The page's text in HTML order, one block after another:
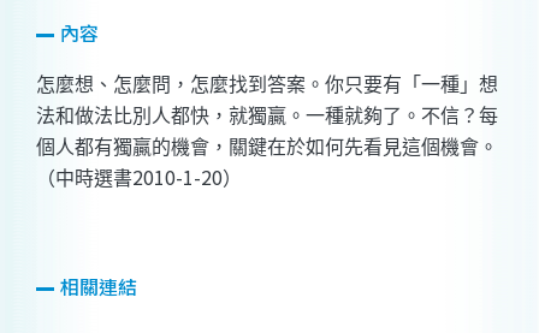
內容
怎麼想、怎麼問，怎麼找到答案 。 你只要有「一種」想
法和做法比別人都快，就獨贏。一種就夠了。不信？每
個人都有獨贏的機會，關鍵在於如何先看見這個機會。
（中時選書2010-1-20）
相關連結